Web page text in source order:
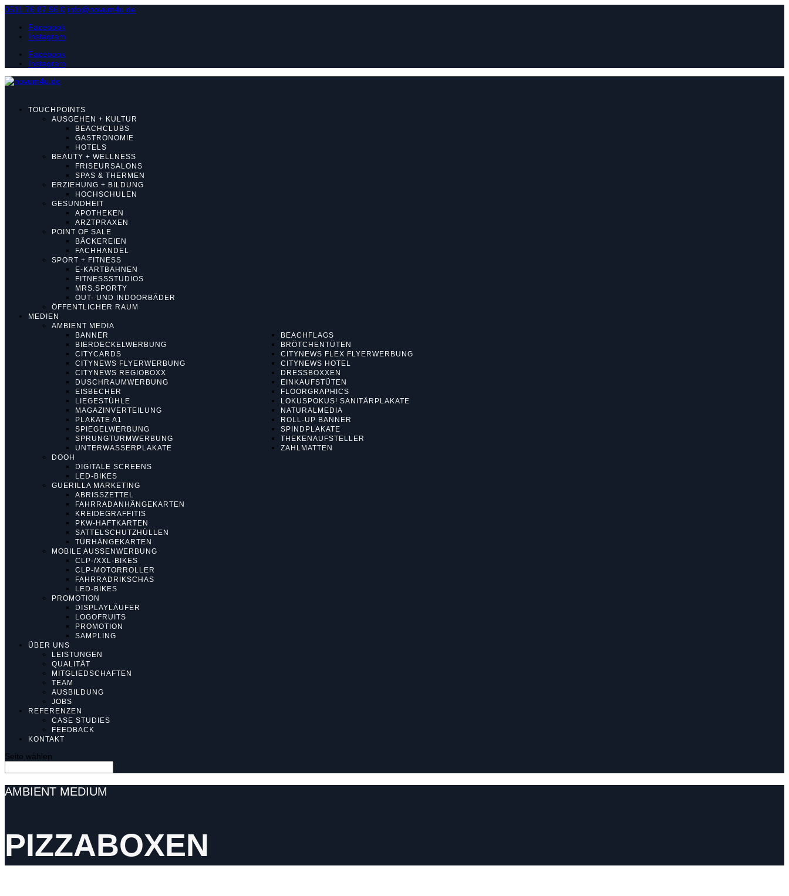
0511 76 87 96 0 info@novum4u.de
Facebook
Instagram
Facebook
Instagram
TOUCHPOINTS
AUSGEHEN + KULTUR
BEACHCLUBS
GASTRONOMIE
HOTELS
BEAUTY + WELLNESS
FRISEURSALONS
SPAS & THERMEN
ERZIEHUNG + BILDUNG
HOCHSCHULEN
GESUNDHEIT
APOTHEKEN
ARZTPRAXEN
POINT OF SALE
BÄCKEREIEN
FACHHANDEL
SPORT + FITNESS
E-KARTBAHNEN
FITNESSSTUDIOS
MRS.SPORTY
OUT- UND INDOORBÄDER
ÖFFENTLICHER RAUM
MEDIEN
AMBIENT MEDIA
BANNER
BEACHFLAGS
BIERDECKELWERBUNG
BRÖTCHENTÜTEN
CITYCARDS
CITYNEWS FLEX FLYERWERBUNG
CITYNEWS FLYERWERBUNG
CITYNEWS HOTEL
CITYNEWS REGIOBOXX
DRESSBOXXEN
DUSCHRAUMWERBUNG
EINKAUFSTÜTEN
EISBECHER
FLOORGRAPHICS
LIEGESTÜHLE
LOKUSPOKUS! SANITÄRPLAKATE
MAGAZINVERTEILUNG
NATURALMEDIA
PLAKATE A1
ROLL-UP BANNER
SPIEGELWERBUNG
SPINDPLAKATE
SPRUNGTURMWERBUNG
THEKENAUFSTELLER
UNTERWASSERPLAKATE
ZAHLMATTEN
DOOH
DIGITALE SCREENS
LED-BIKES
GUERILLA MARKETING
ABRISSZETTEL
FAHRRADANHÄNGEKARTEN
KREIDEGRAFFITIS
PKW-HAFTKARTEN
SATTELSCHUTZHÜLLEN
TÜRHÄNGEKARTEN
MOBILE AUSSENWERBUNG
CLP-/XXL-BIKES
CLP-MOTORROLLER
FAHRRADRIKSCHAS
LED-BIKES
PROMOTION
DISPLAYLÄUFER
LOGOFRUITS
PROMOTION
SAMPLING
ÜBER UNS
LEISTUNGEN
QUALITÄT
MITGLIEDSCHAFTEN
TEAM
AUSBILDUNG
JOBS
REFERENZEN
CASE STUDIES
FEEDBACK
KONTAKT
Seite wählen
AMBIENT MEDIUM
PIZZABOXEN